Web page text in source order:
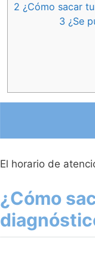
2 ¿Cómo sacar
3 ¿Se
El horario de
¿Cómo